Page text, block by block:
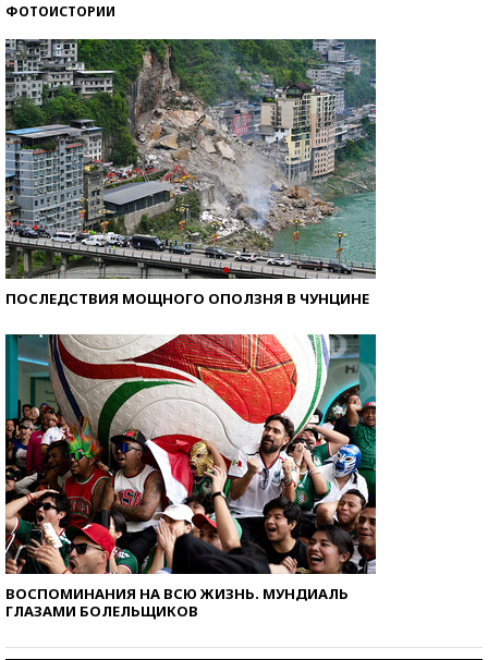
ФОТОИСТОРИИ
ПОСЛЕДСТВИЯ МОЩНОГО ОПОЛЗНЯ В ЧУНЦИНЕ
ВОСПОМИНАНИЯ НА ВСЮ ЖИЗНЬ. МУНДИАЛЬ
ГЛАЗАМИ БОЛЕЛЬЩИКОВ